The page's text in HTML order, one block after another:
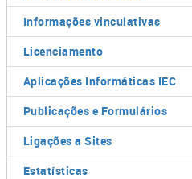
Informações vinculativas
Licenciamento
Aplicações Informáticas IEC
Publicações e Formulários
Ligações a Sites
Estatísticas